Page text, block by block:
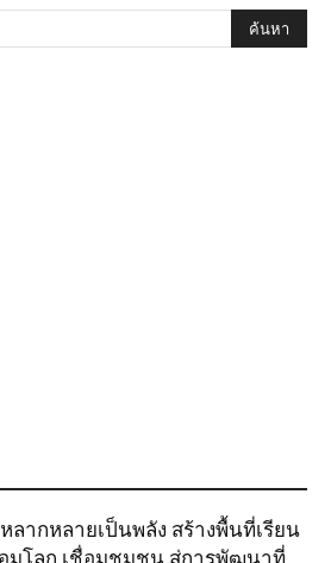
ากหลายเป็นพลัง สร้างพื้นที่เรียน